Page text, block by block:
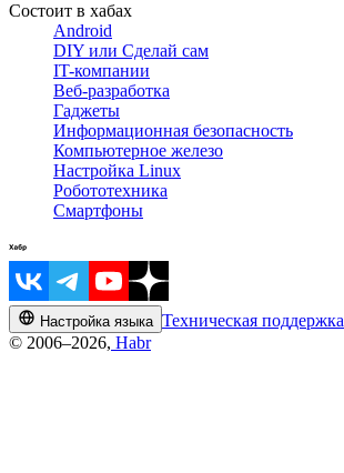
Состоит в хабах
Android
DIY или Сделай сам
IT-компании
Веб-разработка
Гаджеты
Информационная безопасность
Компьютерное железо
Настройка Linux
Робототехника
Смартфоны
Настройка языка Техническая поддержка
© 2006–2026, Habr